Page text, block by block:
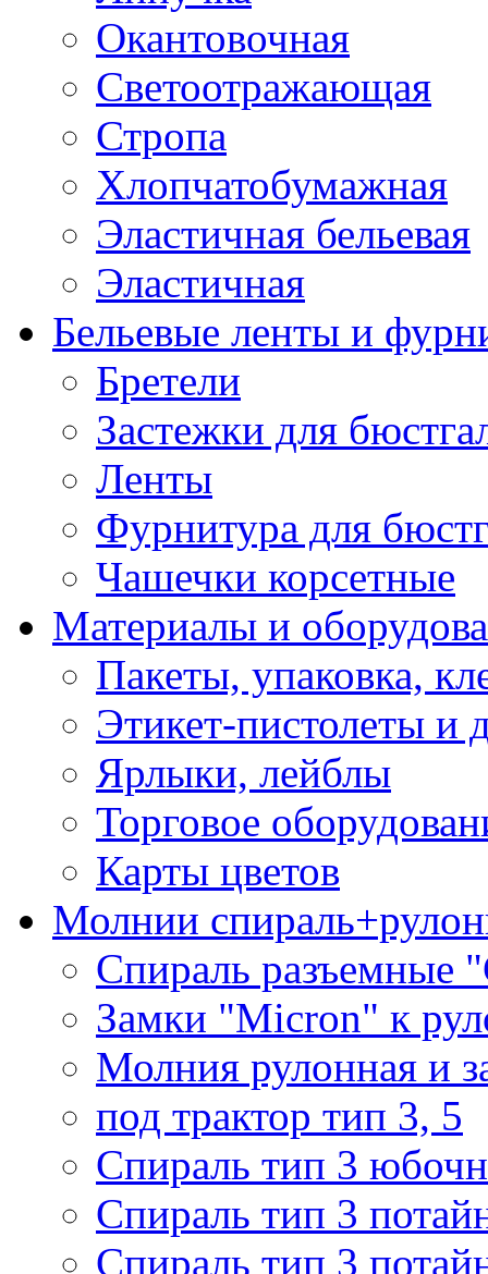
Окантовочная
Светоотражающая
Стропа
Хлопчатобумажная
Эластичная бельевая
Эластичная
Бельевые ленты и
Бретели
Застежки для
Ленты
Фурнитура для
Чашечки корсетные
Материалы и
Пакеты, упаковка,
Этикет-пистолеты и
Ярлыки, лейблы
Торговое
Карты цветов
Молнии
Спираль разъемные
Замки "Micron" к
Молния рулонная и
под трактор тип 3, 5
Спираль тип 3
Спираль тип 3
Спираль тип 3